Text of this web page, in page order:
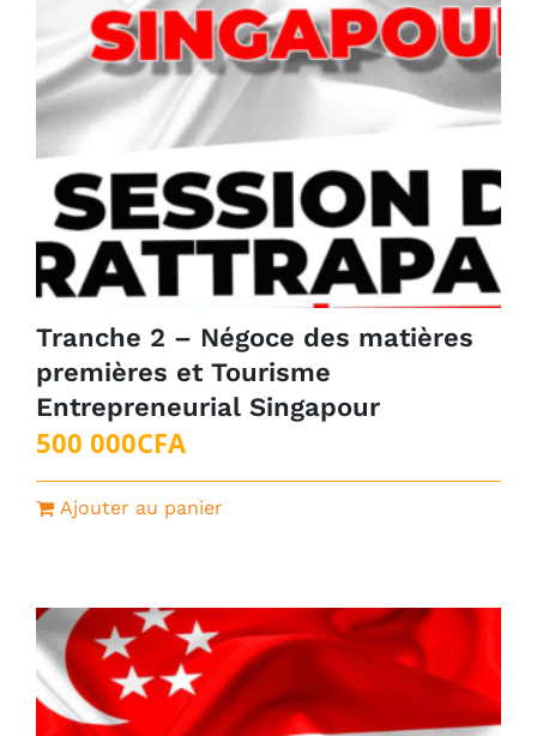
Tranche 2 – Négoce des matières
premières et Tourisme
Entrepreneurial Singapour
500 000CFA
Ajouter au panier